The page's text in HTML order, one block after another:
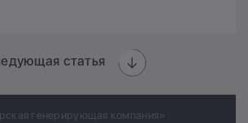
статья
генерирующая компания»